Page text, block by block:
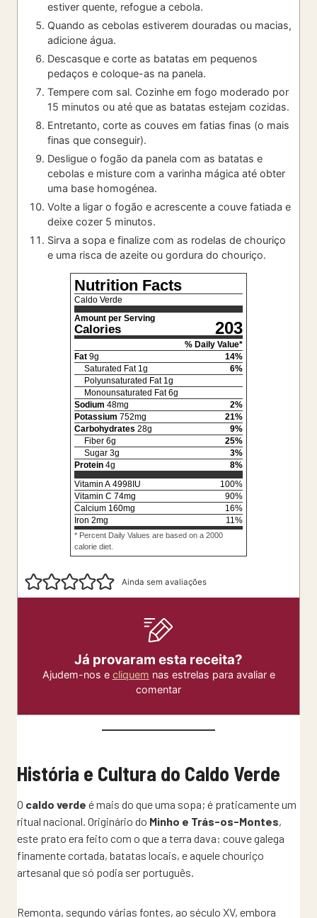
estiver quente, refogue a cebola.
Quando as cebolas estiverem douradas ou macias,
adicione água.
Descasque e corte as batatas em pequenos
pedaços e coloque-as na panela.
Tempere com sal. Cozinhe em fogo moderado por
15 minutos ou até que as batatas estejam cozidas.
Entretanto, corte as couves em fatias finas (o mais
finas que conseguir).
Desligue o fogão da panela com as batatas e
cebolas e misture com a varinha mágica até obter
uma base homogénea.
Volte a ligar o fogão e acrescente a couve fatiada e
deixe cozer 5 minutos.
Sirva a sopa e finalize com as rodelas de chouriço
e uma risca de azeite ou gordura do chouriço.
Nutrition Facts
Caldo Verde
Amount per Serving
Calories 203
% Daily Value*
Fat 9g 14%
Saturated Fat 1g 6%
Polyunsaturated Fat 1g
Monounsaturated Fat 6g
Sodium 48mg 2%
Potassium 752mg 21%
Carbohydrates 28g 9%
Fiber 6g 25%
Sugar 3g 3%
Protein 4g 8%
Vitamin A 4998 IU 100%
Vitamin C 74mg 90%
Calcium 160mg 16%
Iron 2mg 11%
* Percent Daily Values are based on a 2000
calorie diet.
Ainda sem avaliações
Já provaram esta receita?
Ajudem-nos e cliquem nas estrelas para avaliar e
comentar
História e Cultura do Caldo Verde
O caldo verde é mais do que uma sopa; é praticamente um
ritual nacional. Originário do Minho e Trás-os-Montes,
este prato era feito com o que a terra dava: couve galega
finamente cortada, batatas locais, e aquele chouriço
artesanal que só podia ser português.
Remonta, segundo várias fontes, ao século XV, embora